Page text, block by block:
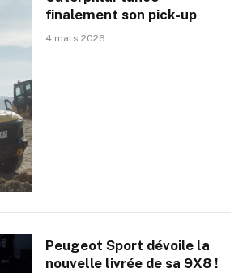
finalement son pick-up
4 mars 2026
Peugeot Sport dévoile la
nouvelle livrée de sa 9X8 !